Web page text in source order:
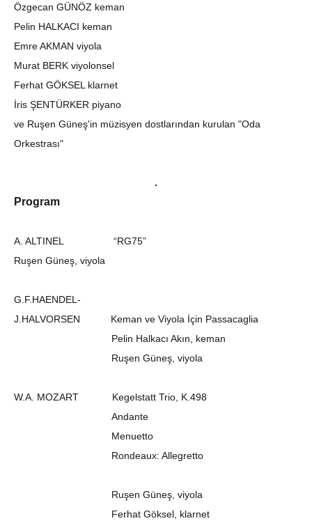
Özgecan GÜNÖZ keman
Pelin HALKACI keman
Emre AKMAN viyola
Murat BERK viyolonsel
Ferhat GÖKSEL klarnet
İris ŞENTÜRKER piyano
ve Ruşen Güneş'in müzisyen dostlarından kurulan "Oda
Orkestrası"
Program
A. ALTINEL “RG75”
Ruşen Güneş, viyola
G.F.HAENDEL-
J.HALVORSEN Keman ve Viyola İçin Passacaglia
Pelin Halkacı Akın, keman
Ruşen Güneş, viyola
W.A. MOZART Kegelstatt Trio, K.498
Andante
Menuetto
Rondeaux: Allegretto
Ruşen Güneş, viyola
Ferhat Göksel, klarnet